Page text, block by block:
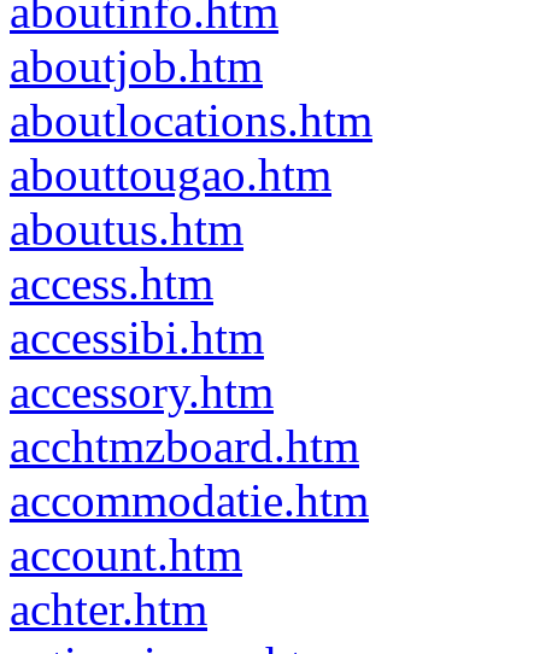
aboutinfo.htm
aboutjob.htm
aboutlocations.htm
abouttougao.htm
aboutus.htm
access.htm
accessibi.htm
accessory.htm
acchtmzboard.htm
accommodatie.htm
account.htm
achter.htm